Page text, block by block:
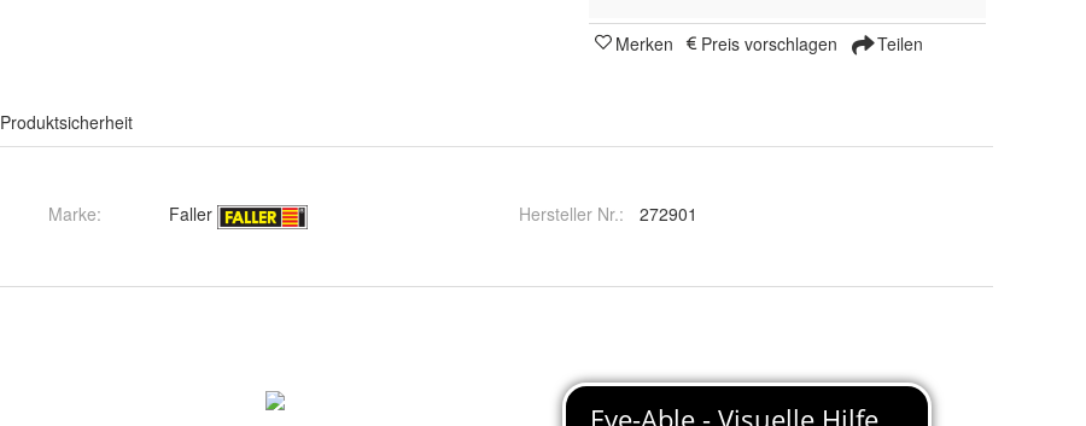
Merken Preis vorschlagen Teilen
Produktsicherheit
Marke: Faller Hersteller Nr.: 272901